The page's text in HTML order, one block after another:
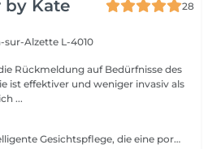
by Kate
28
sur-Alzette L-4010
Rückmeldung auf Bedürfnisse des
ist effektiver und weniger invasiv als
...
AQUAPURE ist eine intelligente Gesichtspflege, die eine porentiefe Reinigung, ein Peeling mit Aquapeeling und eine hohe Feuchtigkeits- und Nährstoffversorgung mit direkter Seruminfusion kombiniert. Es ist ideal für alle Hauttypen. Das Gerät ist für die Behandlung von Haut mit Dyschromie, zu Akne neigender Haut und offenen Poren, seborrhoischem Teint und verstopften Poren sowie dehydrierter und/oder trockener Haut mit Neigung zu Schuppenbildung, feinen Linien und Fältchen konzipiert.